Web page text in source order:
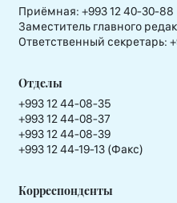
Приёмная: +993 12 40-30-88
Заместитель главного
Ответственный секретарь:
Отделы
+993 12 44-08-35
+993 12 44-08-37
+993 12 44-08-39
+993 12 44-19-13 (Факс)
Корреспонденты